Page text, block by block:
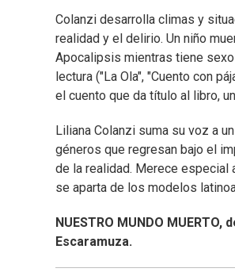
Colanzi desarrolla climas y
realidad y el delirio. Un niño
Apocalipsis mientras tiene
lectura ("La Ola", "Cuento con
el cuento que da título al libro,
Liliana Colanzi suma su voz a
géneros que regresan bajo el
de la realidad. Merece especial
se aparta de los modelos
NUESTRO MUNDO
Escaramuza.